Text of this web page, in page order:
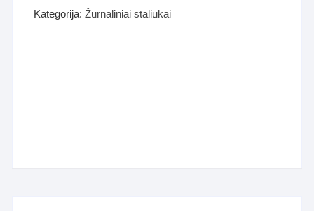
Kategorija:Žurnaliniai staliukai